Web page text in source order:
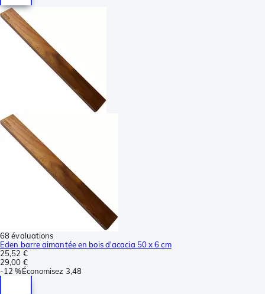
68 évaluations
Eden barre aimantée en bois d'acacia 50 x 6 cm
25,52 €
29,00 €
-12 %Économisez 3,48